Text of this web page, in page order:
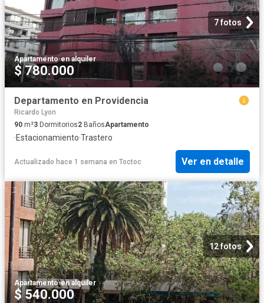
7 fotos
Apartamento·en alquiler
$ 780.000
Departamento en Providencia
Ricardo Lyon
90 m²3 Dormitorios2 BañosApartamento
·Estacionamiento·Trastero
Actualizado hace 1 semana en Toctoc Ver en detalle
12 fotos
Apartamento·en alquiler
$ 540.000